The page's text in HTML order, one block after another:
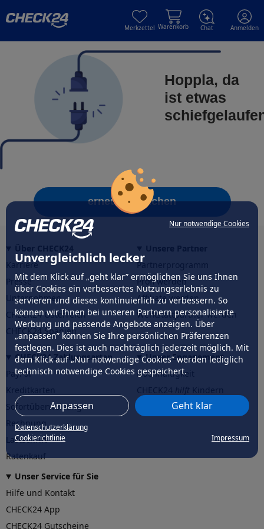
Nur notwendige Cookies
Unvergleichlich lecker
Mit dem Klick auf „geht klar” ermöglichen Sie uns Ihnen
über Cookies ein verbessertes Nutzungserlebnis zu
servieren und dieses kontinuierlich zu verbessern. So
können wir Ihnen bei unseren Partnern personalisierte
Werbung und passende Angebote anzeigen. Über
„anpassen” können Sie Ihre persönlichen Präferenzen
festlegen. Dies ist auch nachträglich jederzeit möglich. Mit
dem Klick auf „Nur notwendige Cookies” werden lediglich
technisch notwendige Cookies gespeichert.
Anpassen Geht klar
Datenschutzerklärung
Cookierichtlinie
Impressum
Merkzettel Warenkorb Chat Anmelden
Hoppla, da
ist etwas
erneut versuchen
Karriere
Presse
Unternehmen
CHECK24 Österreich
CHECK24 Spanien
Partnerprogramm
Profi werden
Affiliate werden
Werkstattpartner werden
CHECK24 Zahlungsarten
PayPal
Sofortüberweisung
Rechnung
Lastschrift
Ratenkauf
Unser Engagement
Nachhaltigkeit
CHECK24hilftder Natur
Unser Service für Sie
Hilfe und Kontakt
CHECK24 App
CHECK24 Gutscheine